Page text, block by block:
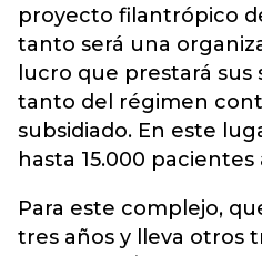
proyecto filantrópico
tanto será una
lucro que prestará sus
tanto del régimen
subsidiado. En este
hasta 15.000 pacientes
Para este complejo,
tres años y lleva otros